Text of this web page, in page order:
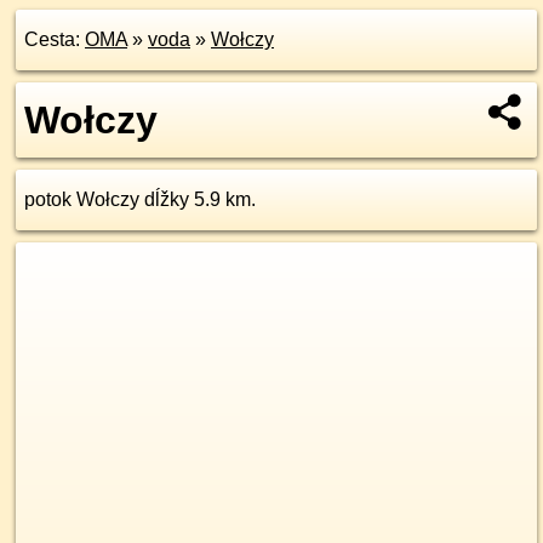
Cesta: OMA» voda » Wołczy
Wołczy
potok Wołczy dĺžky 5.9 km.